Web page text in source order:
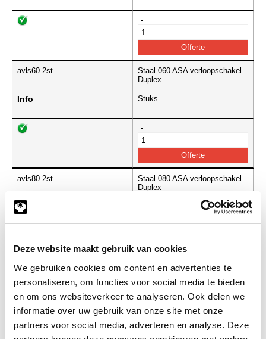
Deze website maakt gebruik van cookies
We gebruiken cookies om content en advertenties te
personaliseren, om functies voor social media te bieden
en om ons websiteverkeer te analyseren. Ook delen we
informatie over uw gebruik van onze site met onze
partners voor social media, adverteren en analyse. Deze
-
avls60.2st
Staal 060 ASA verloopschakel
Duplex
Info Stuks
-
avls80.2st
Staal 080 ASA verloopschakel
Duplex
Info
avls100.2st
Staal 100 ASA verloopschakel
Duplex
Info Stuks